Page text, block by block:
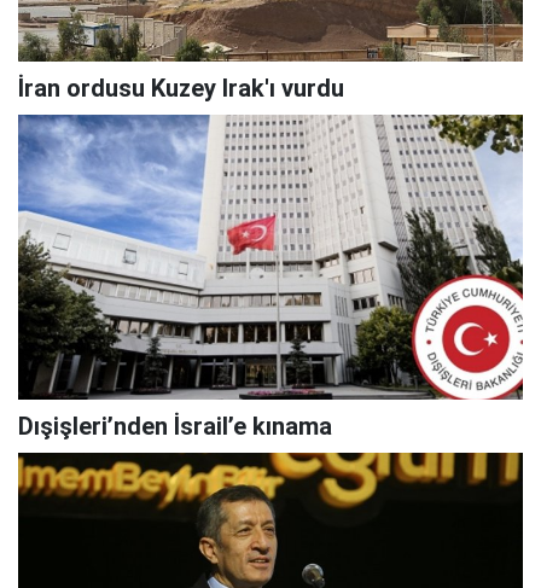
İran ordusu Kuzey Irak'ı vurdu
Dışişleri’nden İsrail’e kınama